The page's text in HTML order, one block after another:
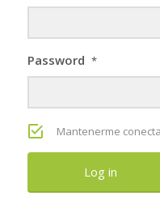
Password *
Mantenerme